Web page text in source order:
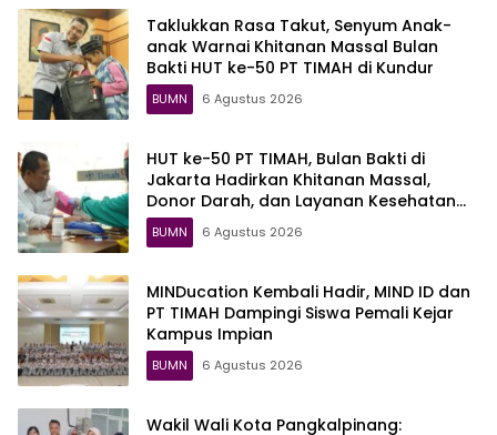
Taklukkan Rasa Takut, Senyum Anak-
anak Warnai Khitanan Massal Bulan
Bakti HUT ke-50 PT TIMAH di Kundur
BUMN 6 Agustus 2026
HUT ke-50 PT TIMAH, Bulan Bakti di
Jakarta Hadirkan Khitanan Massal,
Donor Darah, dan Layanan Kesehatan
Gratis
BUMN 6 Agustus 2026
MINDucation Kembali Hadir, MIND ID dan
PT TIMAH Dampingi Siswa Pemali Kejar
Kampus Impian
BUMN 6 Agustus 2026
Wakil Wali Kota Pangkalpinang: